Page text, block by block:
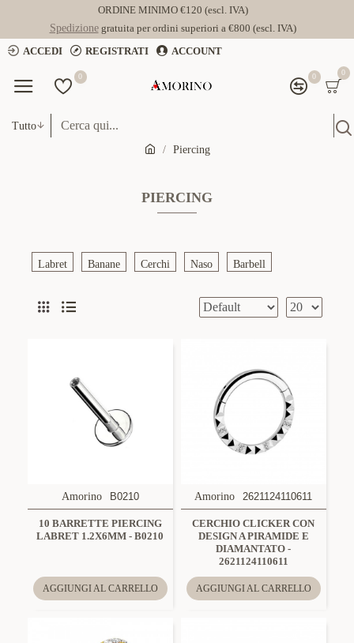
ORDINE MINIMO €120 (escl. IVA)
Spedizionegratuita per ordini superiori a €800 (escl. IVA)
ACCEDI
REGISTRATI ACCOUNT
0 0 0
Tutto
Piercing
PIERCING
Labret Banane Cerchi Naso Barbell
Amorino B0210
10 BARRETTE PIERCING
LABRET 1.2X6MM - B0210
AGGIUNGI AL CARRELLO
Amorino 2621124110611
CERCHIO CLICKER CON
DESIGN A PIRAMIDE E
DIAMANTATO -
2621124110611
AGGIUNGI AL CARRELLO